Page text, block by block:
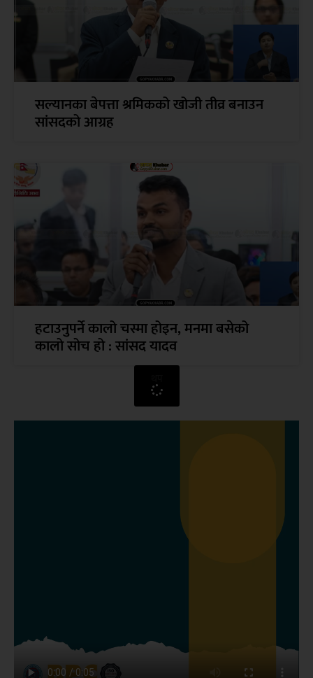
सल्यानका बेपत्ता श्रमिकको खोजी तीव्र बनाउन
सांसदको आग्रह
हटाउनुपर्ने कालो चस्मा होइन, मनमा बसेको
कालो सोच हो : सांसद यादव